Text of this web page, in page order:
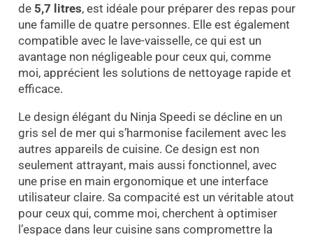
de 5,7 litres, est idéale pour préparer des repas pour
une famille de quatre personnes. Elle est également
compatible avec le lave-vaisselle, ce qui est un
avantage non négligeable pour ceux qui, comme
moi, apprécient les solutions de nettoyage rapide et
efficace.
Le design élégant du Ninja Speedi se décline en un
gris sel de mer qui s’harmonise facilement avec les
autres appareils de cuisine. Ce design est non
seulement attrayant, mais aussi fonctionnel, avec
une prise en main ergonomique et une interface
utilisateur claire. Sa compacité est un véritable atout
pour ceux qui, comme moi, cherchent à optimiser
l’espace dans leur cuisine sans compromettre la